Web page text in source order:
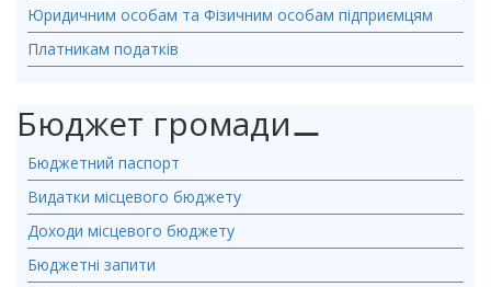
Юридичним особам та Фізичним особам підприємцям
Платникам податків
Бюджет громади⚊
Бюджетний паспорт
Видатки місцевого бюджету
Доходи місцевого бюджету
Бюджетні запити